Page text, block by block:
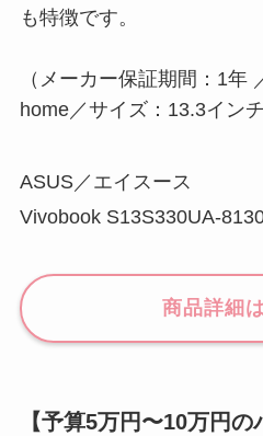
も特徴です。
（メーカー保証期間：1年
home／サイズ：13.3イン
ASUS／エイスース
Vivobook S13S330UA-
商品詳細
【予算5万円〜10万円